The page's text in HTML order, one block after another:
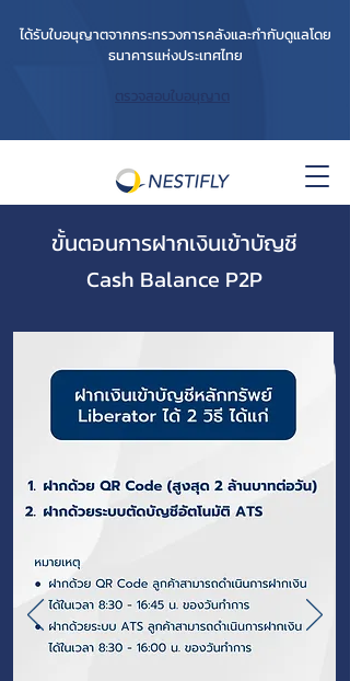
ได้รับใบอนุญาตจากกระทรวงการคลังและกำกับดูแลโดย
ธนาคารแห่งประเทศไทย
ตรวจสอบใบอนุญาต
ขั้นตอนการฝากเงินเข้าบัญชี
Cash Balance P2P